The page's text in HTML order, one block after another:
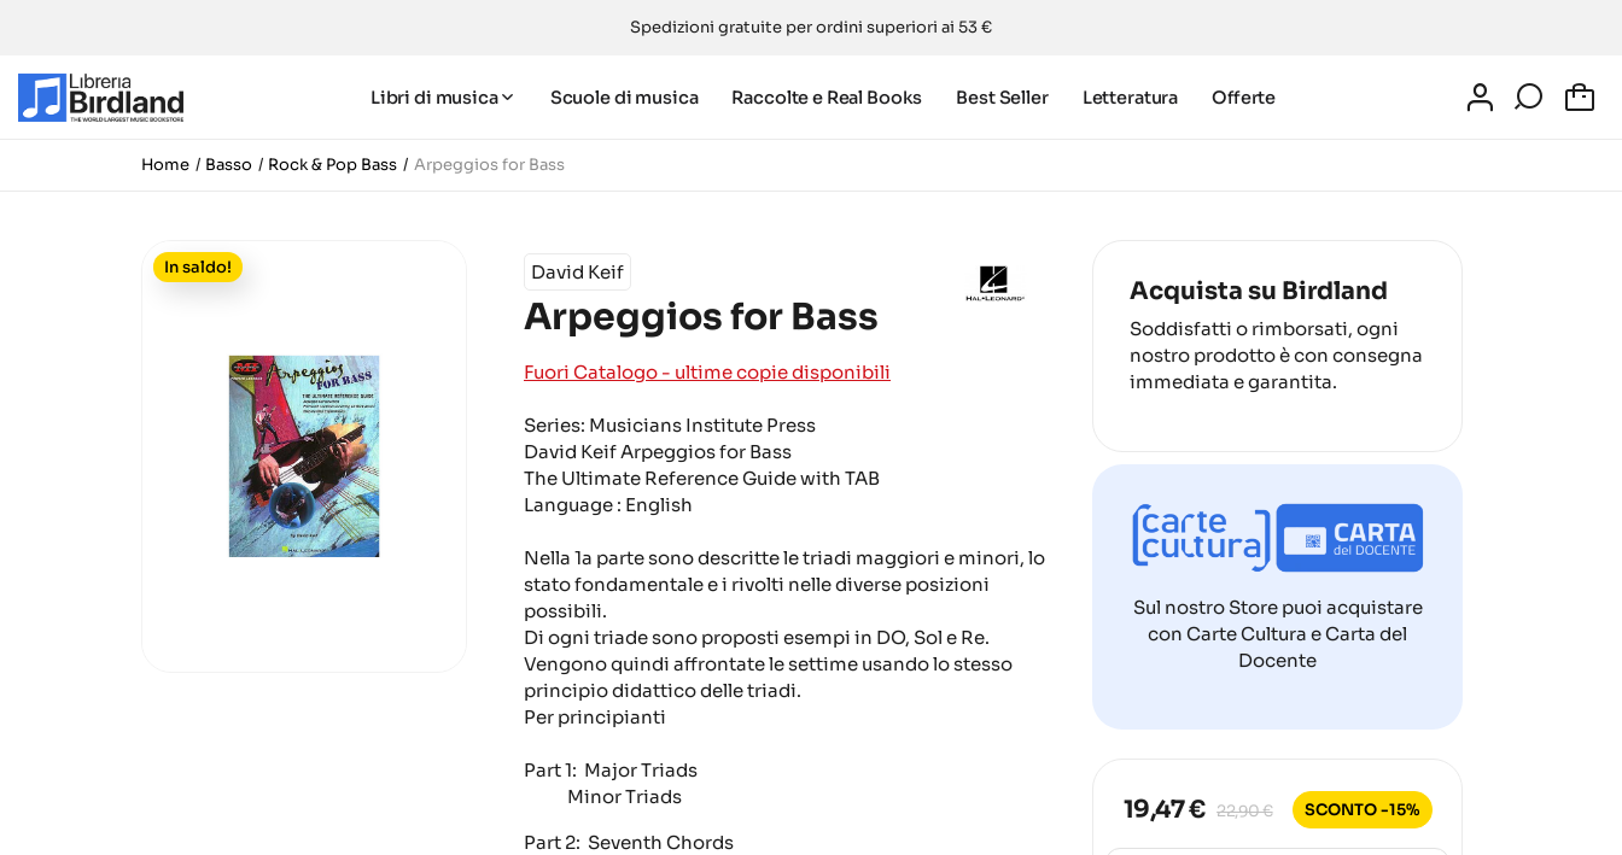
Spedizioni gratuite per ordini superiori ai 53 €
Libri di musica Scuole di musica Raccolte e Real Books Best Seller Letteratura Offerte
Home Basso Rock & Pop Bass Arpeggios for Bass
In saldo! David Keif
Arpeggios for Bass
Fuori Catalogo - ultime copie disponibili
Series: Musicians Institute Press
David Keif Arpeggios for Bass
The Ultimate Reference Guide with TAB
Language : English
Nella 1a parte sono descritte le triadi maggiori e minori, lo
stato fondamentale e i rivolti nelle diverse posizioni
possibili.
Di ogni triade sono proposti esempi in DO, Sol e Re.
Vengono quindi affrontate le settime usando lo stesso
principio didattico delle triadi.
Per principianti
Part 1: Major Triads
Minor Triads
Part 2: Seventh Chords
Acquista su Birdland
Soddisfatti o rimborsati, ogni
nostro prodotto è con consegna
immediata e garantita.
Sul nostro Store puoi acquistare
con Carte Cultura e Carta del
Docente
19,47 € 22,90 € SCONTO -15%